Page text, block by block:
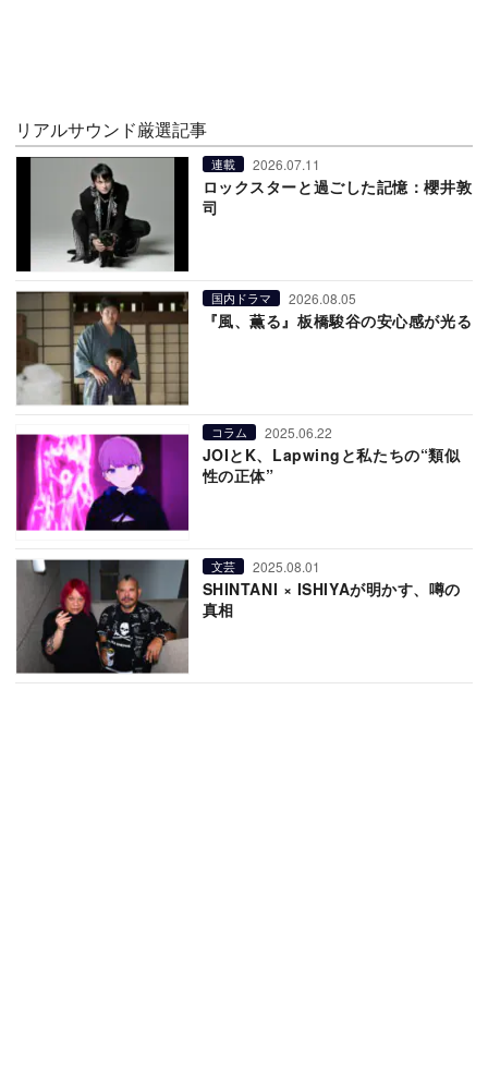
リアルサウンド厳選記事
連載 2026.07.11
ロックスターと過ごした記憶：櫻井敦
司
国内ドラマ 2026.08.05
『風、薫る』板橋駿谷の安心感が光る
コラム 2025.06.22
JOIとK、Lapwingと私たちの“類似
性の正体”
文芸 2025.08.01
SHINTANI × ISHIYAが明かす、噂の
真相